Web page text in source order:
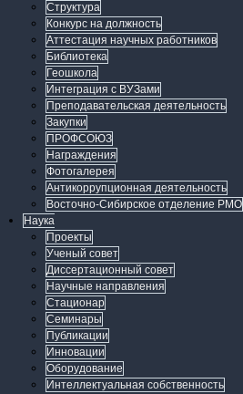
Структура
Конкурс на должность
Аттестация научных работников
Библиотека
Геошкола
Интеграция с ВУЗами
Преподавательская деятельность
Закупки
ПРОФСОЮЗ
Награждения
Фотогалерея
Антикоррупционная деятельность
Восточно-Сибирское отделение РМО
Наука
Проекты
Ученый совет
Диссертационный совет
Научные направления
Стационар
Семинары
Публикации
Инновации
Оборудование
Интеллектуальная собственность